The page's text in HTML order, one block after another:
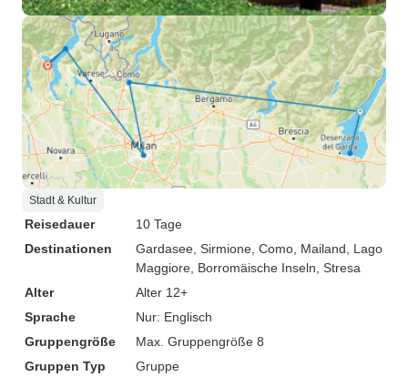
Stadt & Kultur
Reisedauer
10 Tage
Destinationen
Gardasee , Sirmione , Como , Mailand , Lago
Maggiore , Borromäische Inseln , Stresa
Alter
Alter 12+
Sprache
Nur: Englisch
Gruppengröße
Max. Gruppengröße 8
Gruppen Typ
Gruppe